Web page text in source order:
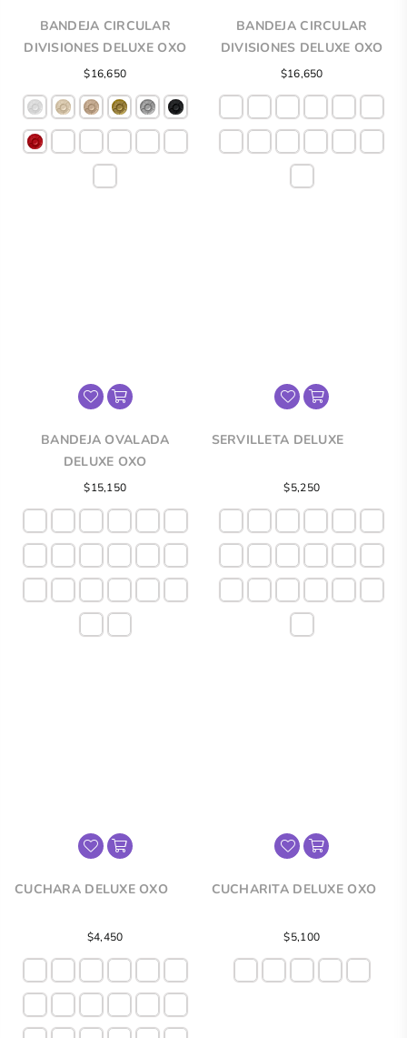
BANDEJA CIRCULAR
DIVISIONES DELUXE OXO
Precio
regular
$16,650
BANDEJA CIRCULAR
DIVISIONES DELUXE OXO
Precio
regular
$16,650
BANDEJA OVALADA
DELUXE OXO
Precio
regular
$15,150
SERVILLETA DELUXE
Precio
regular
$5,250
CUCHARA DELUXE OXO
$4,450
CUCHARITA DELUXE OXO
Precio
regular
$5,100